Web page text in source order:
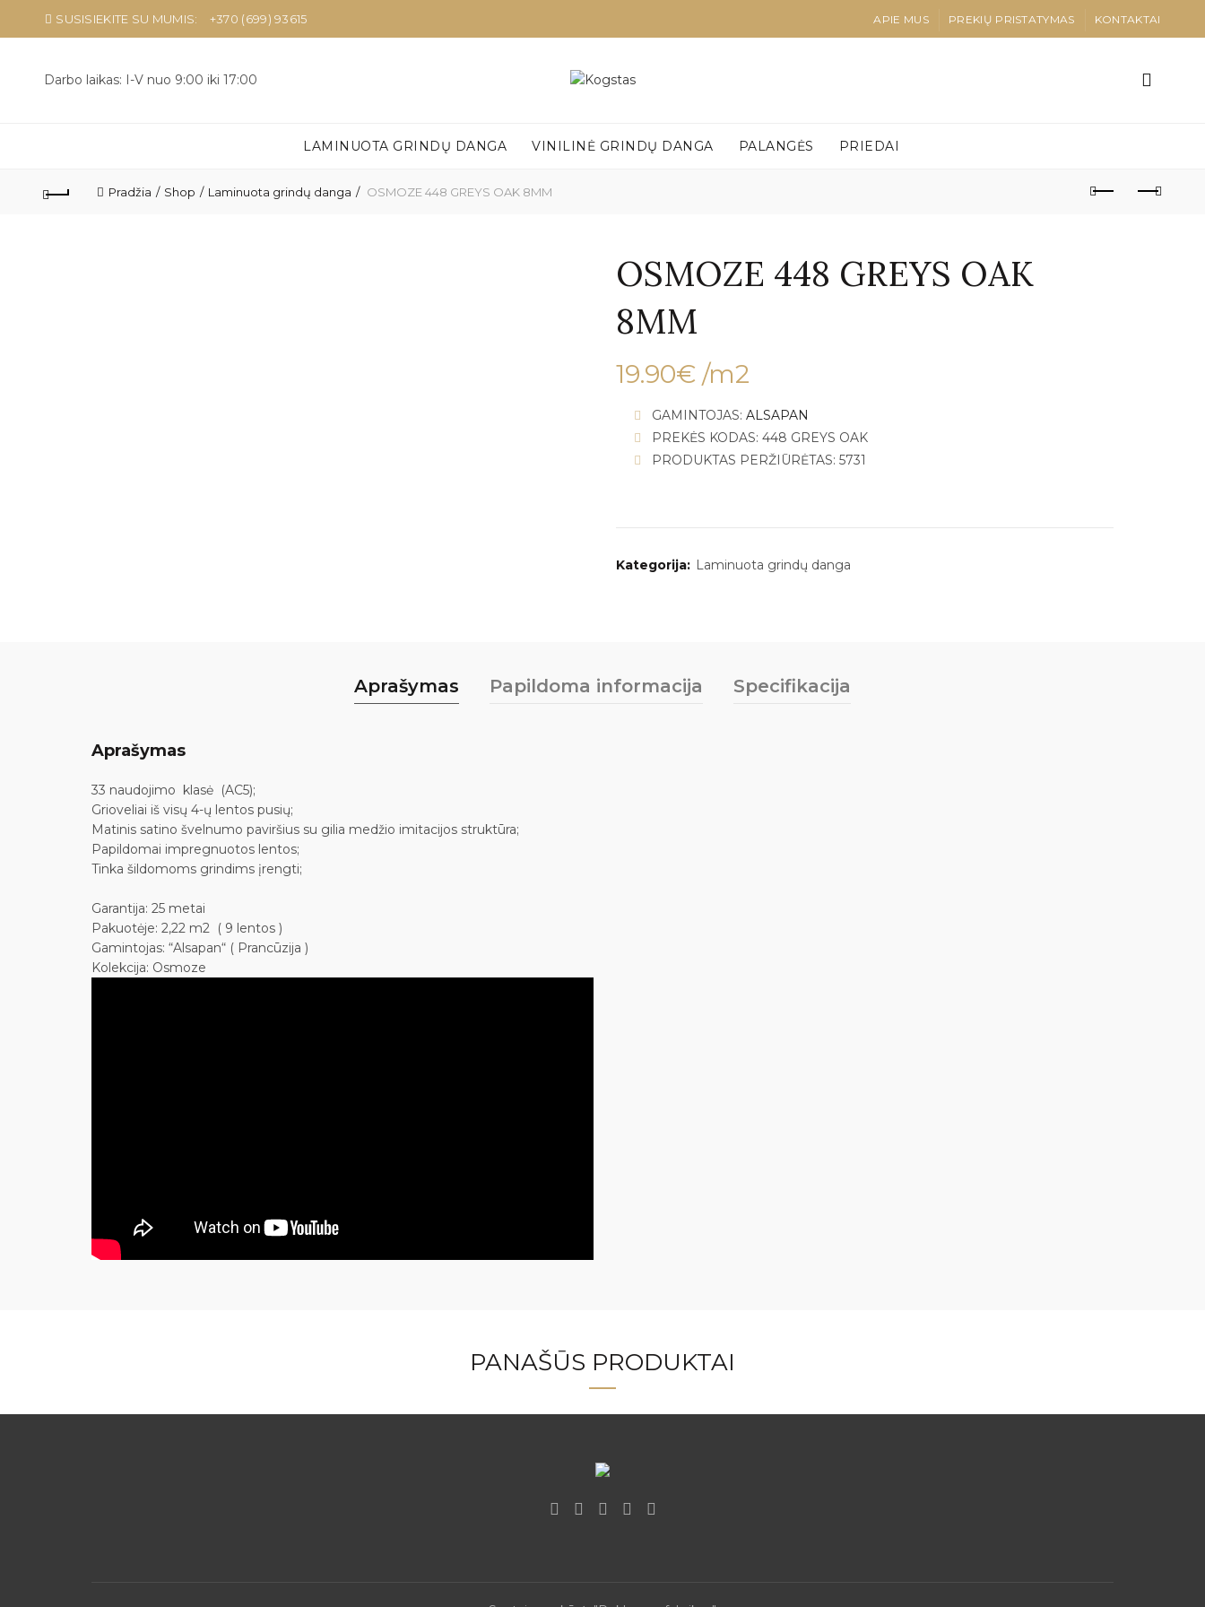
SUSISIEKITE SU MUMIS: +370 (699) 93615 APIE MUS PREKIŲ PRISTATYMAS KONTAKTAI
Darbo laikas: I-V nuo 9:00 iki 17:00
LAMINUOTA GRINDŲ DANGA VINILINĖ GRINDŲ DANGA PALANGĖS PRIEDAI
Pradžia Shop Laminuota grindų danga OSMOZE 448 GREYS OAK 8MM
OSMOZE 448 GREYS OAK
8MM
19.90€ /m2
GAMINTOJAS: ALSAPAN
PREKĖS KODAS: 448 GREYS OAK
PRODUKTAS PERŽIŪRĖTAS: 5731
Kategorija: Laminuota grindų danga
Aprašymas Papildoma informacija Specifikacija
Aprašymas
33 naudojimo klasė (AC5);
Grioveliai iš visų 4-ų lentos pusių;
Matinis satino švelnumo paviršius su gilia medžio imitacijos struktūra;
Papildomai impregnuotos lentos;
Tinka šildomoms grindims įrengti;
Garantija: 25 metai
Pakuotėje: 2,22 m2 ( 9 lentos )
Gamintojas: “Alsapan“ ( Prancūzija )
Kolekcija: Osmoze
PANAŠŪS PRODUKTAI